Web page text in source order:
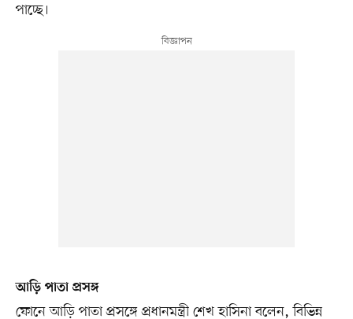
পাচ্ছে।
আড়ি পাতা প্রসঙ্গ
ফোনে আড়ি পাতা প্রসঙ্গে প্রধানমন্ত্রী শেখ হাসিনা বলেন, বিভিন্ন